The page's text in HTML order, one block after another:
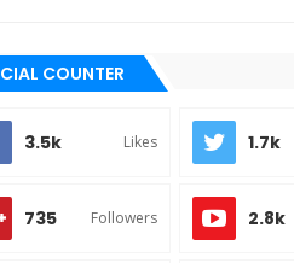
COUNTER
3.5k Likes 1.7k
735 Followers 2.8k